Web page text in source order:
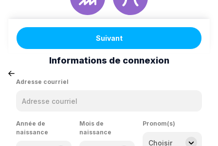
Suivant
Informations de connexion
Adresse courriel
Année de
naissance
Mois de
naissance
Pronom(s)